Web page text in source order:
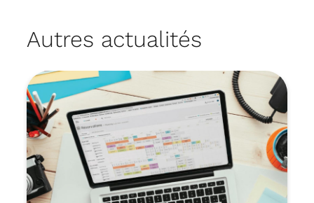
Autres actualités